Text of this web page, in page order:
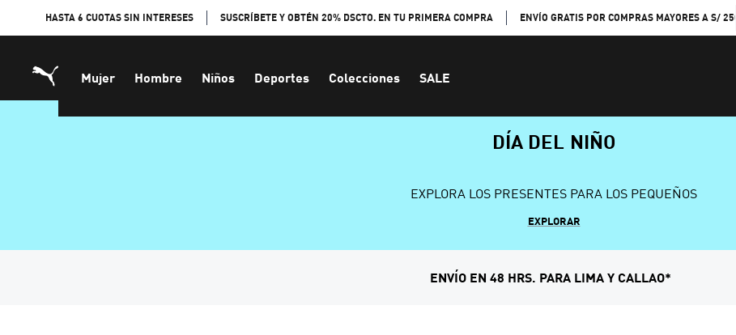
HASTA 6 CUOTAS SIN INTERESES SUSCRÍBETE Y OBTÉN 20% DSCTO. EN TU PRIMERA COMPRA ENVÍO GRATIS POR COMPRAS MAYORES A S/ 250
Mujer Hombre Niños Deportes Colecciones SALE
DÍA DEL NIÑO
EXPLORA LOS PRESENTES PARA LOS PEQUEÑOS
EXPLORAR
ENVÍO EN 48 HRS. PARA LIMA Y CALLAO*